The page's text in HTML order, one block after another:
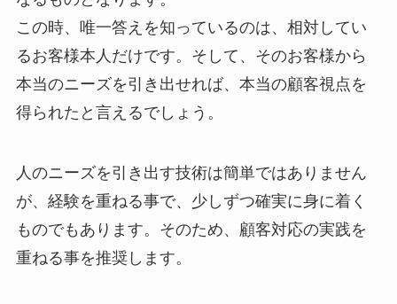
この時、唯一答えを知っているのは、相対してい
るお客様本人だけです。そして、そのお客様から
本当のニーズを引き出せれば、本当の顧客視点を
得られたと言えるでしょう。
人のニーズを引き出す技術は簡単ではありません
が、経験を重ねる事で、少しずつ確実に身に着く
ものでもあります。そのため、顧客対応の実践を
重ねる事を推奨します。